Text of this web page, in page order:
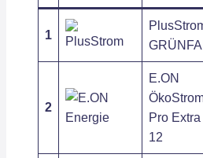
1
2
E.ON
Pro Extra
12